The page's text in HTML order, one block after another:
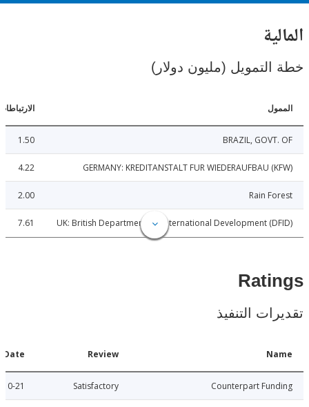
(مليون دولار)
الارتباطات
BRAZIL,
GERMANY: KREDITANSTALT FUR WIEDERAUFBAU
Rain
UK: British Department for International Development
7.61
التنفيذ
Counterpart
Satisfactory
2007-10-21